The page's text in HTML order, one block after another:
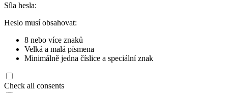
Síla hesla:
Heslo musí obsahovat:
8 nebo více znaků
Velká a malá písmena
Minimálně jedna číslice a speciální znak
Check all consents